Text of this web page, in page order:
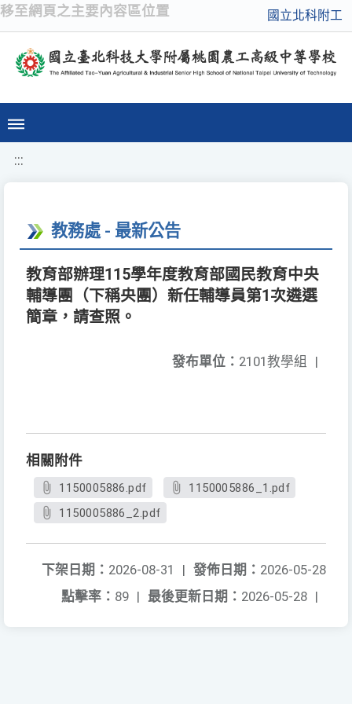
移至網頁之主要內容區位置 國立北科附工
:::
教務處 - 最新公告
教育部辦理115學年度教育部國民教育中央
輔導團（下稱央團）新任輔導員第1次遴選
簡章，請查照。
發布單位： 2101教學組 |
相關附件
1150005886.pdf
1150005886_1.pdf
1150005886_2.pdf
發佈日期： 2026-05-28
下架日期： 2026-08-31
|
最後更新日期： 2026-05-28 |
點擊率： 89 |